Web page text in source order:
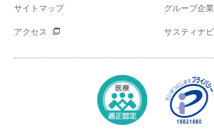
サイトマップ グループ企業
アクセス サスティナ